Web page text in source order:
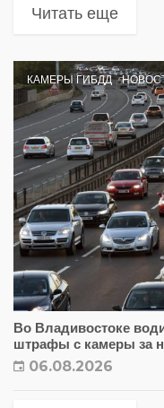
Читать еще
КАМЕРЫ ГИБДД
Во Владивостоке
штрафы с камеры за
06.08.2026